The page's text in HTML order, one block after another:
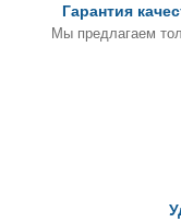
Гарантия
Мы предлагаем